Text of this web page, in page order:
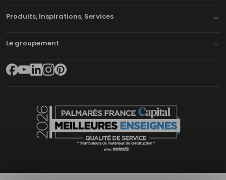
Produits, Inspirations, Services
Le groupement